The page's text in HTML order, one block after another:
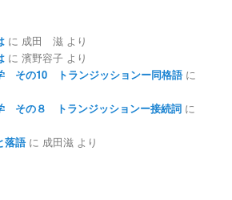
に 成田 滋 より
に濱野容子 より
その10 トランジッションー同格語に
その８ トランジッションー接続詞 に
落語に 成田滋 より